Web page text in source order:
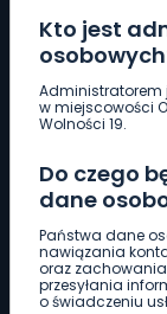
Kto jest
Administratorem
w miejscowości
Wolności 19.
Do czego
dane
Państwa dane
nawiązania
oraz
przesyłania
o świadczeniu
Pobierz logotyp
661 997
REDAKCJA
62 735 22 22